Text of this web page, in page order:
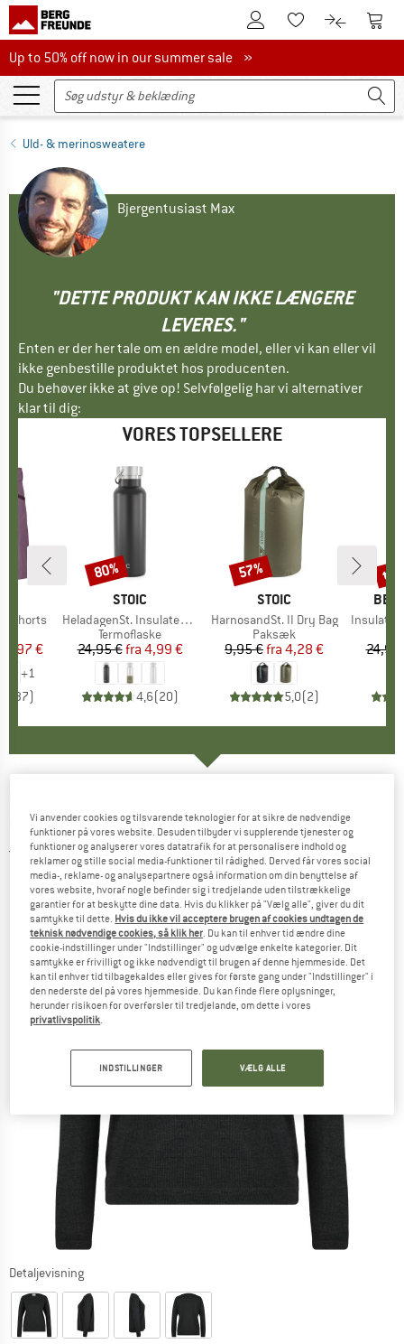
Til kundekontoenTil huskesedlen.
Til Til
Up to 50% off now in our summer sale
Up to 50% off now in our summer sale »
Uld- & merinosweatere
Bjergentusiast Max
"DETTE PRODUKT KAN IKKE LÆNGERE
LEVERES."
Enten er der her tale om en ældre model, eller vi kan eller vil
ikke genbestille produktet hos producenten.
Du behøver ikke at give op! Selvfølgelig har vi alternativer
klar til dig:
VORES TOPSELLERE
Shorts
pris
€
+1
37)
MÆRKE
STOIC
Artikel
HeladagenSt. Insulated Stainless Steel Bottle 500
Produktgruppe
Termoflaske
Pris
24,95 € Nedsat pris
fra 4,99 €
4,6(20)
Rabat
80%
MÆRKE
STOIC
Artikel
HarnosandSt. II Dry Bag
Produktgruppe
Paksæk
Pris
9,95 € Nedsat pris
fra 4,28 €
5,0(2)
Rabat
57%
Artikel
Insulated
24,95
til
Charlotte Knit - Merino sweatere
5,0(2)
Detaljevisning
Vi anvender cookies og tilsvarende teknologier for at sikre de nødvendige
funktioner på vores website. Desuden tilbyder vi supplerende tjenester og
funktioner og analyserer vores datatrafik for at personalisere indhold og
reklamer og stille social media-funktioner til rådighed. Derved får vores social
media-, reklame- og analysepartnere også information om din benyttelse af
vores website, hvoraf nogle befinder sig i tredjelande uden tilstrækkelige
garantier for at beskytte dine data. Hvis du klikker på "Vælg alle", giver du dit
samtykke til dette. Hvis du ikke vil acceptere brugen af cookies undtagen de
teknisk nødvendige cookies, så klik her. Du kan til enhver tid ændre dine
cookie-indstillinger under "Indstillinger" og udvælge enkelte kategorier. Dit
samtykke er frivilligt og ikke nødvendigt til brugen af denne hjemmeside. Det
kan til enhver tid tilbagekaldes eller gives for første gang under "Indstillinger" i
den nederste del på vores hjemmeside. Du kan finde flere oplysninger,
herunder risikoen for overførsler til tredjelande, om dette i vores
privatlivspolitik.
INDSTILLINGER VÆLG ALLE